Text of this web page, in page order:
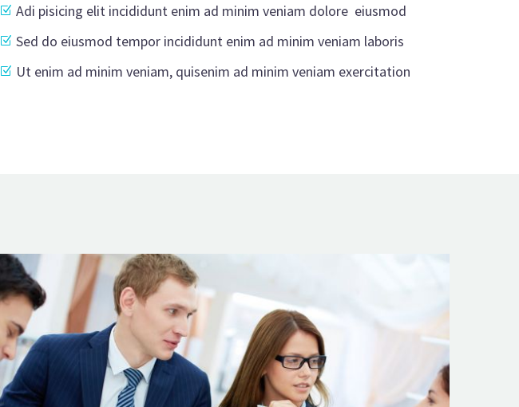
Adi pisicing elit incididunt enim ad minim veniam dolore eiusmod
Sed do eiusmod tempor incididunt enim ad minim veniam laboris
Ut enim ad minim veniam, quisenim ad minim veniam exercitation